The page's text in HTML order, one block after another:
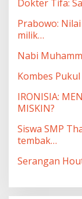
Dokter Tifa:
Prabowo:
milik…
Nabi
Kombes Pukul
IRONISIA:
MISKIN?
Siswa SMP
tembak…
Serangan